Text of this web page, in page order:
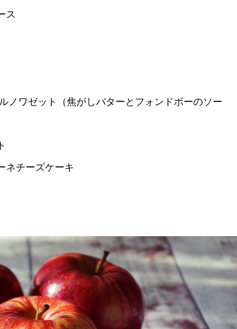
ス
ワゼット（焦がしバターとフォンドボーのソー
ネチーズケーキ